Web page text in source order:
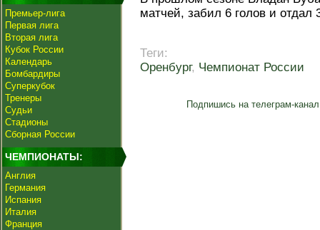
Премьер-лига
Первая лига
Вторая лига
Кубок России
Календарь
Бомбардиры
Суперкубок
Тренеры
Судьи
Стадионы
Сборная России
ЧЕМПИОНАТЫ:
Англия
Германия
Испания
Италия
Франция
матчей, забил 6 голов и отдал
Теги:
Оренбург, Чемпионат России
Подпишись на телеграм-